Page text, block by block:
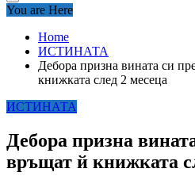
You are Here
Home
ИСТИНАТА
Дебора призна вината си
книжката след 2 месеца
ИСТИНАТА
Дебора призна
връщат й книжката